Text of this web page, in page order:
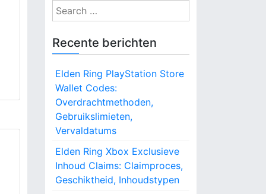
S
e
a
r
h
o
Recente berichten
Elden Ring PlayStation Store
Wallet Codes:
Overdrachtmethoden,
Gebruikslimieten,
Vervaldatums
Elden Ring Xbox Exclusieve
Inhoud Claims: Claimproces,
Geschiktheid, Inhoudstypen